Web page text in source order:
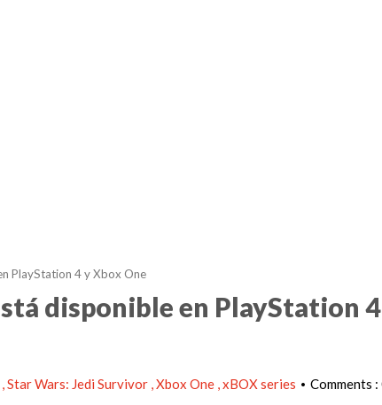
PlayStation 4 y Xbox One
disponible en PlayStation
Star Wars: Jedi Survivor Xbox One xBOX series • Comments :